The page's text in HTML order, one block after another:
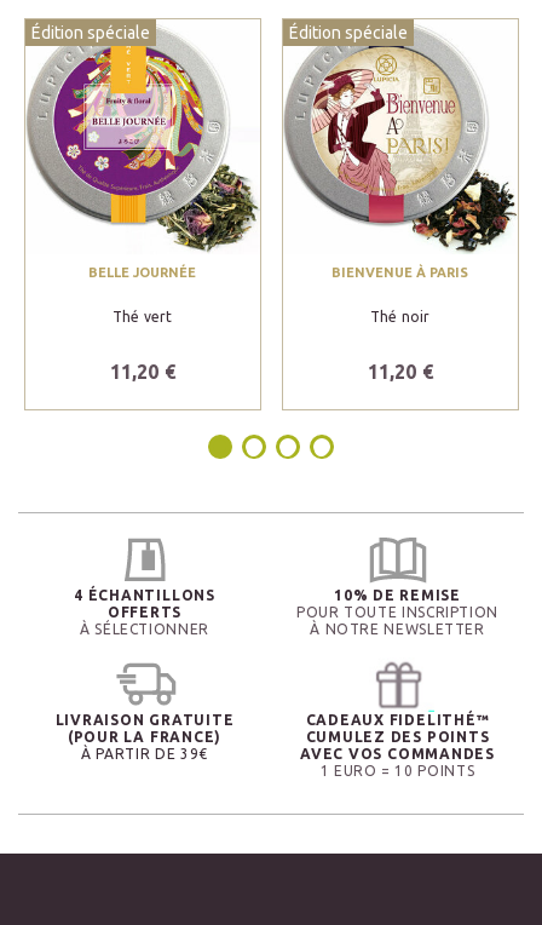
Édition spéciale
BELLE JOURNÉE
Thé vert
11,20 €
Édition spéciale
BIENVENUE À PARIS
Thé noir
11,20 €
4 ÉCHANTILLONS
OFFERTS
À SÉLECTIONNER
10% DE REMISE
POUR TOUTE INSCRIPTION
À NOTRE NEWSLETTER
LIVRAISON GRATUITE
(POUR LA FRANCE)
À PARTIR DE 39€
CADEAUX FIDELITHÉ™
CUMULEZ DES POINTS
AVEC VOS COMMANDES
1 EURO = 10 POINTS